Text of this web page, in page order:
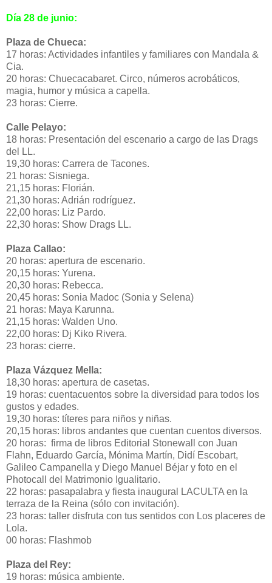
Día 28 de junio:
Plaza de Chueca:
17 horas: Actividades infantiles y familiares con Mandala &
Cia.
20 horas: Chuecacabaret. Circo, números acrobáticos,
magia, humor y música a capella.
23 horas: Cierre.
Calle Pelayo:
18 horas: Presentación del escenario a cargo de las Drags
del LL.
19,30 horas: Carrera de Tacones.
21 horas: Sisniega.
21,15 horas: Florián.
21,30 horas: Adrián rodríguez.
22,00 horas: Liz Pardo.
22,30 horas: Show Drags LL.
Plaza Callao:
20 horas: apertura de escenario.
20,15 horas: Yurena.
20,30 horas: Rebecca.
20,45 horas: Sonia Madoc (Sonia y Selena)
21 horas: Maya Karunna.
21,15 horas: Walden Uno.
22,00 horas: Dj Kiko Rivera.
23 horas: cierre.
Plaza Vázquez Mella:
18,30 horas: apertura de casetas.
19 horas: cuentacuentos sobre la diversidad para todos los
gustos y edades.
19,30 horas: títeres para niños y niñas.
20,15 horas: libros andantes que cuentan cuentos diversos.
20 horas: firma de libros Editorial Stonewall con Juan
Flahn, Eduardo García, Mónima Martín, Didí Escobart,
Galileo Campanella y Diego Manuel Béjar y foto en el
Photocall del Matrimonio Igualitario.
22 horas: pasapalabra y fiesta inaugural LACULTA en la
terraza de la Reina (sólo con invitación).
23 horas: taller disfruta con tus sentidos con Los placeres de
Lola.
00 horas: Flashmob
Plaza del Rey:
19 horas: música ambiente.